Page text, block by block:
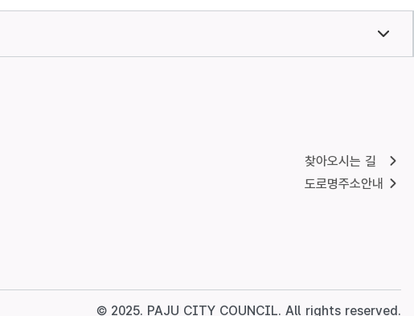
찾아오시는 길
도로명주소안내
© 2025. PAJU CITY COUNCIL. All rights reserved.